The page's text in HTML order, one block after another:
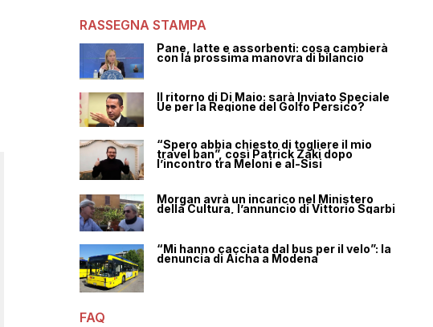
RASSEGNA STAMPA
Pane, latte e assorbenti: cosa cambierà
con la prossima manovra di bilancio
Il ritorno di Di Maio: sarà Inviato Speciale
Ue per la Regione del Golfo Persico?
“Spero abbia chiesto di togliere il mio
travel ban”, così Patrick Zaki dopo
l’incontro tra Meloni e al-Sisi
Morgan avrà un incarico nel Ministero
della Cultura, l’annuncio di Vittorio Sgarbi
“Mi hanno cacciata dal bus per il velo”: la
denuncia di Aicha a Modena
FAQ